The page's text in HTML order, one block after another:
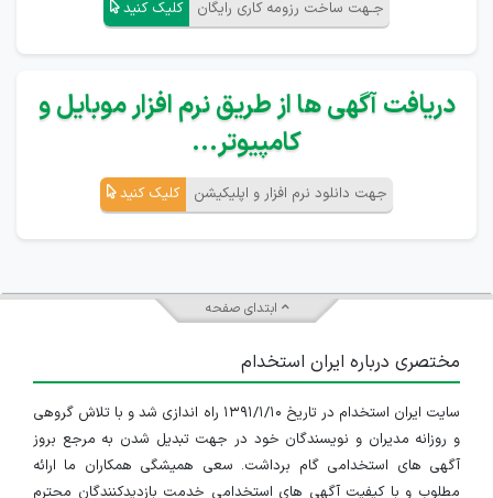
جـهت ساخت رزومه کاری رایگان کلیک کنید
دریافت آگهی ها از طریق نرم افزار موبایل و
کامپیوتر...
جهت دانلود نرم افزار و اپلیکیشن کلیک کنید
ابتدای صفحه
مختصری درباره ایران استخدام
سایت ایران استخدام در تاریخ ۱۳۹۱/۱/۱۰ راه اندازی شد و با تلاش گروهی
و روزانه مدیران و نویسندگان خود در جهت تبدیل شدن به مرجع بروز
آگهی های استخدامی گام برداشت. سعی همیشگی همکاران ما ارائه
مطلوب و با کیفیت آگهی های استخدامی خدمت بازدیدکنندگان محترم